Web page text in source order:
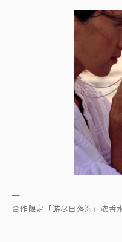
—
合作限定「游尽日落海」浓香